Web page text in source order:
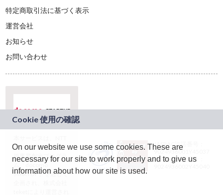
特定商取引法に基づく表示
運営会社
お知らせ
お問い合わせ
ドコモグループの新
規事業創出プログラ
ム「docomo
STARTUP」を通じて
JASRAC許諾番号：
9024936001Y45037
JASRAC許諾番号：
On our website we use some cookies. These are
necessary for our site to work properly and to give us
information about how our site is used.